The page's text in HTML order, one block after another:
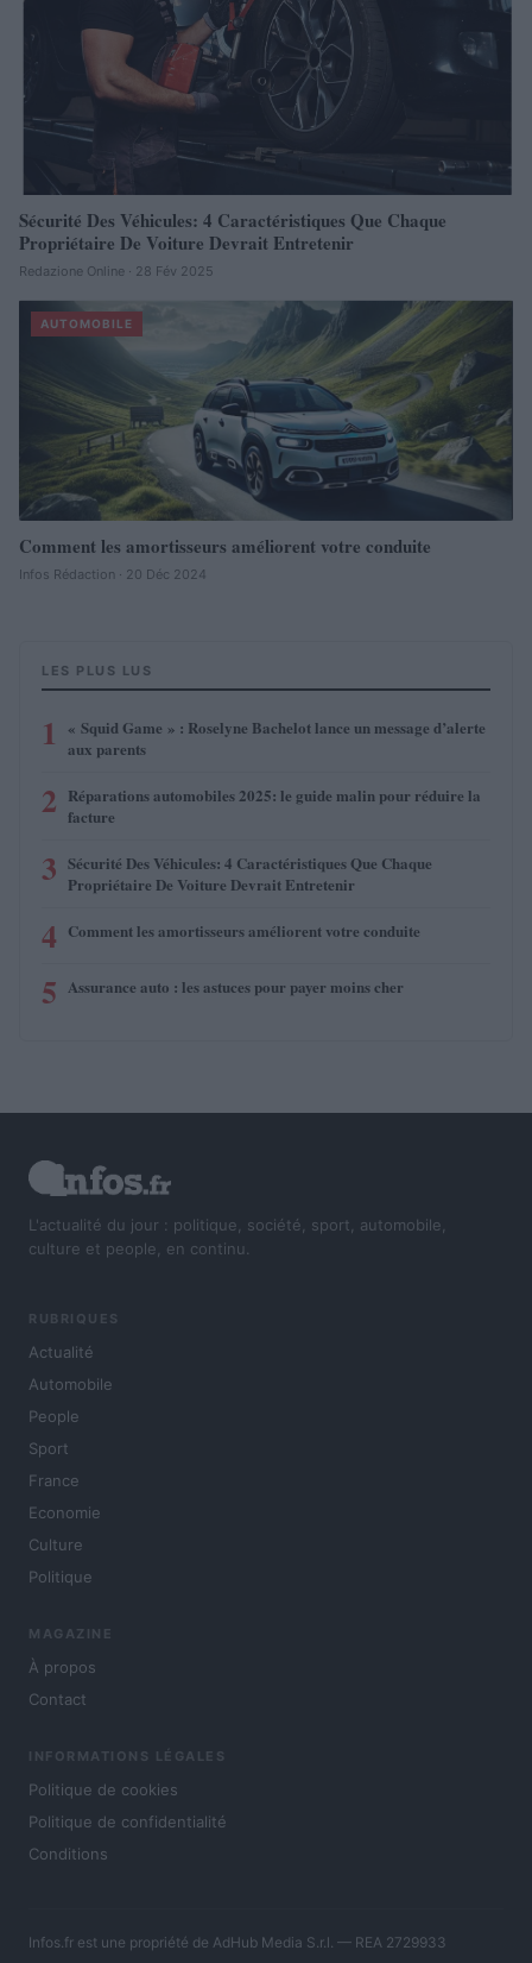
Sécurité Des Véhicules: 4 Caractéristiques Que Chaque
Propriétaire De Voiture Devrait Entretenir
Redazione Online · 28 Fév 2025
AUTOMOBILE
Comment les amortisseurs améliorent votre conduite
Infos Rédaction · 20 Déc 2024
LES PLUS LUS
1
« Squid Game » : Roselyne Bachelot lance un message d’alerte
aux parents
2 Réparations automobiles 2025: le guide malin pour réduire la
facture
3 Sécurité Des Véhicules: 4 Caractéristiques Que Chaque
Propriétaire De Voiture Devrait Entretenir
4 Comment les amortisseurs améliorent votre conduite
5 Assurance auto : les astuces pour payer moins cher
L'actualité du jour : politique, société, sport, automobile,
culture et people, en continu.
RUBRIQUES
Actualité
Automobile
People
Sport
France
Economie
Culture
Politique
MAGAZINE
À propos
Contact
INFORMATIONS LÉGALES
Politique de cookies
Politique de confidentialité
Conditions
Infos.fr est une propriété de AdHub Media S.r.l. — REA 2729933